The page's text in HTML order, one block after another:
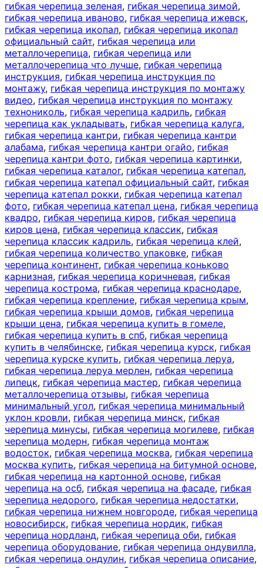
гибкая черепица зеленая, гибкая черепица зимой,
гибкая черепица иваново, гибкая черепица ижевск,
гибкая черепица икопал, гибкая черепица икопал
официальный сайт, гибкая черепица или
металлочерепица, гибкая черепица или
металлочерепица что лучше, гибкая черепица
инструкция, гибкая черепица инструкция по
монтажу, гибкая черепица инструкция по монтажу
видео, гибкая черепица инструкция по монтажу
технониколь, гибкая черепица кадриль, гибкая
черепица как укладывать, гибкая черепица калуга,
гибкая черепица кантри, гибкая черепица кантри
алабама, гибкая черепица кантри огайо, гибкая
черепица кантри фото, гибкая черепица картинки,
гибкая черепица каталог, гибкая черепица катепал,
гибкая черепица катепал официальный сайт, гибкая
черепица катепал рокки, гибкая черепица катепал
фото, гибкая черепица катепал цена, гибкая черепица
квадро, гибкая черепица киров, гибкая черепица
киров цена, гибкая черепица классик, гибкая
черепица классик кадриль, гибкая черепица клей,
гибкая черепица количество упаковке, гибкая
черепица континент, гибкая черепица коньково
карнизная, гибкая черепица коричневая, гибкая
черепица кострома, гибкая черепица краснодаре,
гибкая черепица крепление, гибкая черепица крым,
гибкая черепица крыши домов, гибкая черепица
крыши цена, гибкая черепица купить в гомеле,
гибкая черепица купить в спб, гибкая черепица
купить в челябинске, гибкая черепица курск, гибкая
черепица курске купить, гибкая черепица леруа,
гибкая черепица леруа мерлен, гибкая черепица
липецк, гибкая черепица мастер, гибкая черепица
металлочерепица отзывы, гибкая черепица
минимальный угол, гибкая черепица минимальный
уклон кровли, гибкая черепица минск, гибкая
черепица минусы, гибкая черепица могилеве, гибкая
черепица модерн, гибкая черепица монтаж
водосток, гибкая черепица москва, гибкая черепица
москва купить, гибкая черепица на битумной основе,
гибкая черепица на картонной основе, гибкая
черепица на осб, гибкая черепица на фасаде, гибкая
черепица недорого, гибкая черепица недостатки,
гибкая черепица нижнем новгороде, гибкая черепица
новосибирск, гибкая черепица нордик, гибкая
черепица нордланд, гибкая черепица оби, гибкая
черепица оборудование, гибкая черепица ондувилла,
гибкая черепица ондулин, гибкая черепица описание,